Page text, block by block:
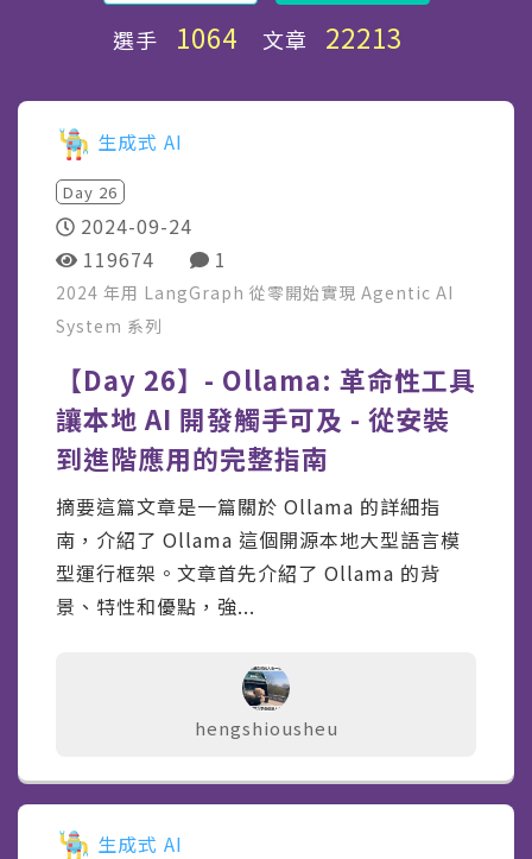
選手 1064 文章 22213
生成式 AI
Day 26
2024-09-24
119674
1
2024 年用 LangGraph 從零開始實現 Agentic AI
System 系列
【Day 26】- Ollama: 革命性工具
讓本地 AI 開發觸手可及 - 從安裝
到進階應用的完整指南
摘要這篇文章是一篇關於 Ollama 的詳細指
南，介紹了 Ollama 這個開源本地大型語言模
型運行框架。文章首先介紹了 Ollama 的背
景、特性和優點，強...
hengshiousheu
生成式 AI